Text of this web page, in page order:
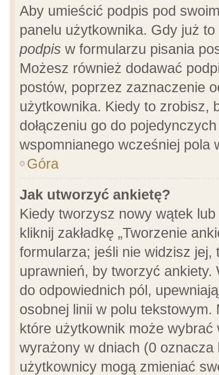
Aby umieścić podpis pod
panelu użytkownika. Gdy już
podpis w formularzu pisania
Możesz również dodawać
postów, poprzez zaznaczenie
użytkownika. Kiedy to zrobisz,
dołączeniu go do
wspomnianego wcześniej pola
Góra
Jak utworzyć ankietę?
Kiedy tworzysz nowy wątek
kliknij zakładkę „Tworzenie
formularza; jeśli nie widzisz
uprawnień, by tworzyć ankiety.
do odpowiednich pól,
osobnej linii w polu
które użytkownik może
wyrażony w dniach (0
użytkownicy mogą zmieniać